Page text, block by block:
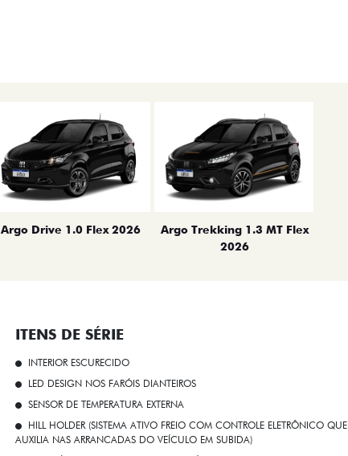
Argo Drive 1.0 Flex 2026
Argo Trekking 1.3 MT Flex
2026
ITENS DE SÉRIE
INTERIOR ESCURECIDO
LED DESIGN NOS FARÓIS DIANTEIROS
SENSOR DE TEMPERATURA EXTERNA
HILL HOLDER (SISTEMA ATIVO FREIO COM CONTROLE ELETRÔNICO QUE
AUXILIA NAS ARRANCADAS DO VEÍCULO EM SUBIDA)